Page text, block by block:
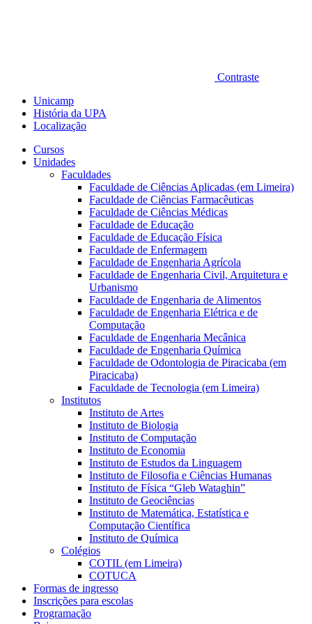
Contraste
Unicamp
História da UPA
Localização
Cursos
Unidades
Faculdades
Faculdade de Ciências Aplicadas (em Limeira)
Faculdade de Ciências Farmacêuticas
Faculdade de Ciências Médicas
Faculdade de Educação
Faculdade de Educação Física
Faculdade de Enfermagem
Faculdade de Engenharia Agrícola
Faculdade de Engenharia Civil, Arquitetura e
Urbanismo
Faculdade de Engenharia de Alimentos
Faculdade de Engenharia Elétrica e de
Computação
Faculdade de Engenharia Mecânica
Faculdade de Engenharia Química
Faculdade de Odontologia de Piracicaba (em
Piracicaba)
Faculdade de Tecnologia (em Limeira)
Institutos
Instituto de Artes
Instituto de Biologia
Instituto de Computação
Instituto de Economia
Instituto de Estudos da Linguagem
Instituto de Filosofia e Ciências Humanas
Instituto de Física “Gleb Wataghin”
Instituto de Geociências
Instituto de Matemática, Estatística e
Computação Científica
Instituto de Química
Colégios
COTIL (em Limeira)
COTUCA
Formas de ingresso
Inscrições para escolas
Programação